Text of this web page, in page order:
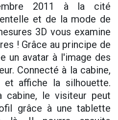
2011 à la cité
et de la mode de
3D vous examine
! Grâce au principe de
un avatar à l'image des
Connecté à la cabine,
et affiche la silhouette.
le visiteur peut
grâce à une tablette